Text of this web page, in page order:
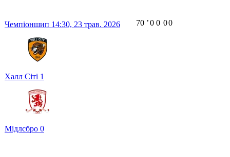
Чемпіоншип 14:30, 23 трав. 2026
Халл Сіті 1
Мідлсбро 0
70 ʼ0 0 00